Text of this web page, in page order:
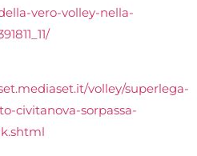
vero-volley-nella-
volley/superlega-
civitanova-sorpassa-